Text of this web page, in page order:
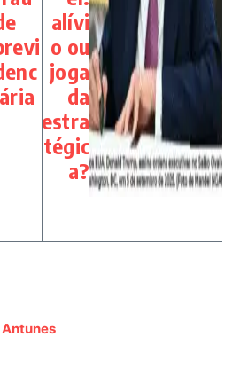
alívi
o ou
joga
da
estra
tégic
a?